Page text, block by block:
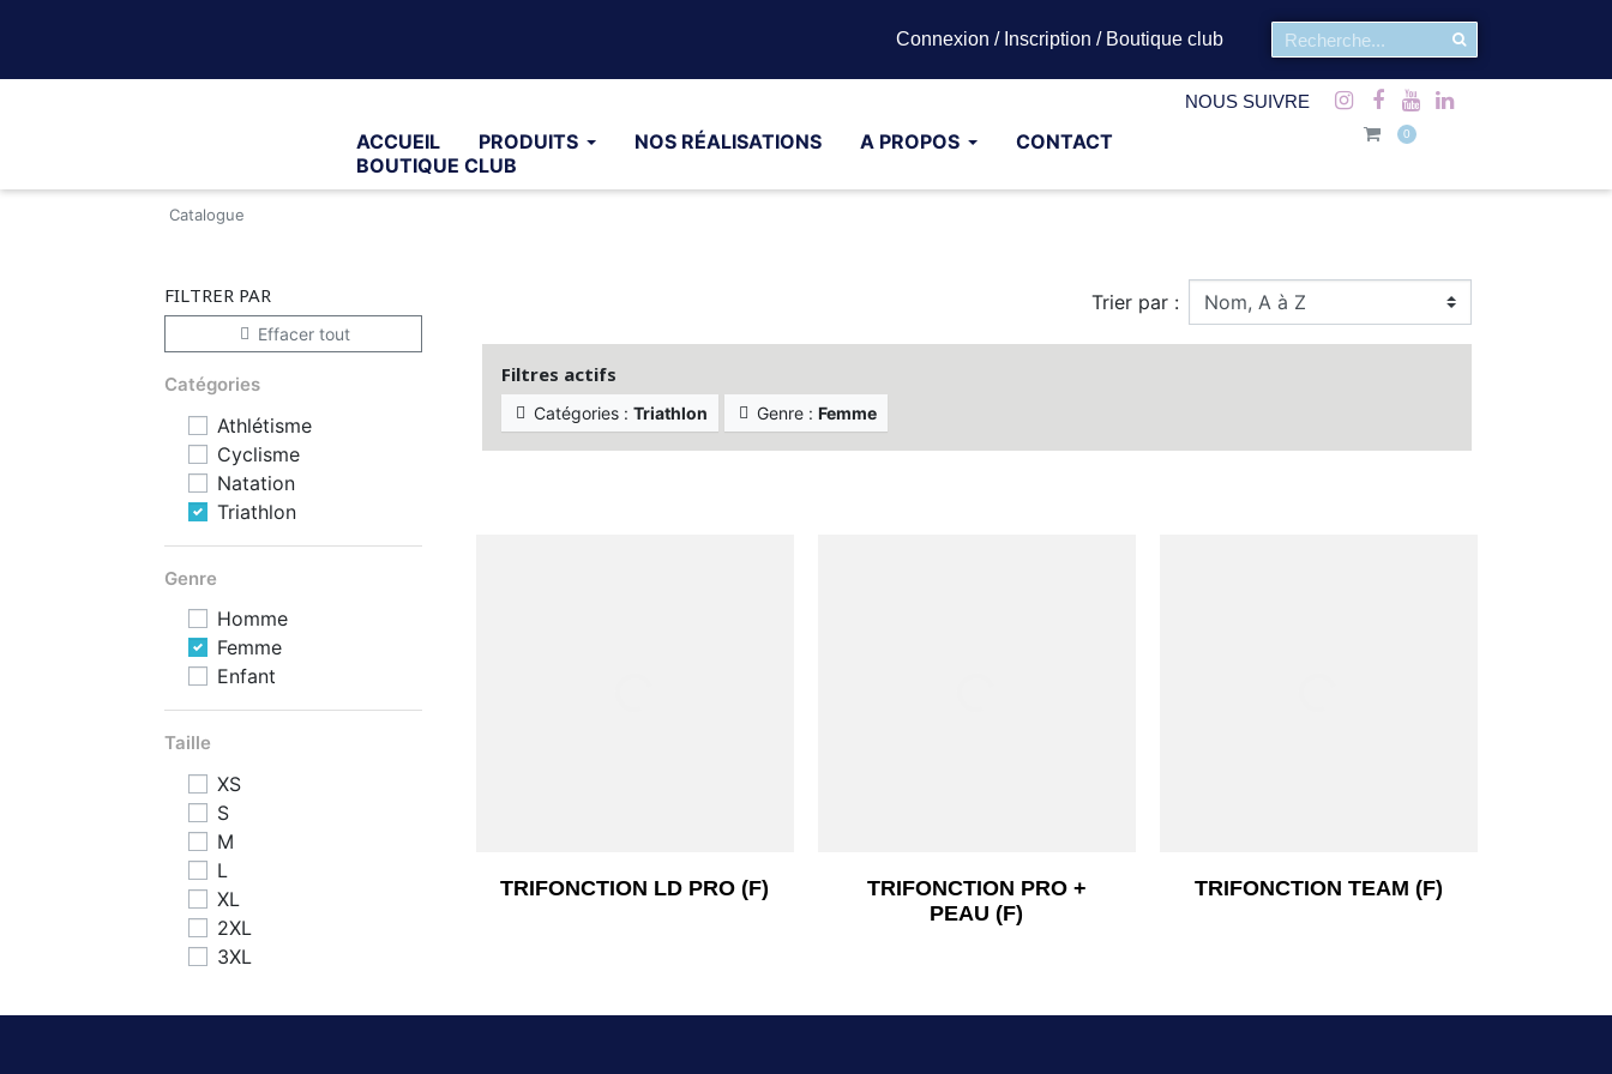
Connexion / Inscription / Boutique club
NOUS SUIVRE
ACCUEIL PRODUITS NOS RÉALISATIONS A PROPOS
CONTACT
BOUTIQUE CLUB
Catalogue
FILTRER PAR
 Effacer tout
Catégories
Athlétisme
Cyclisme
Natation
Triathlon
Genre
Homme
Femme
Enfant
Taille
XS
S
M
L
XL
2XL
3XL
Trier par :
Filtres actifs
 Catégories : Triathlon  Genre : Femme
Aperçu rapide
TRIFONCTION LD PRO (F) Aperçu rapide
TRIFONCTION PRO +
PEAU (F)
Aperçu rapide
TRIFONCTION TEAM (F)